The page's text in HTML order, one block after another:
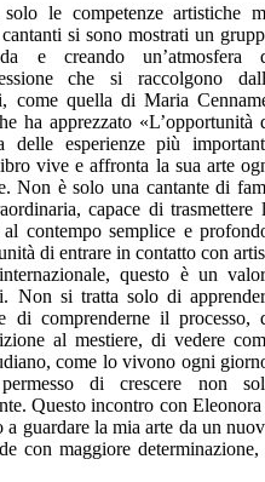
le competenze artistiche
si sono mostrati un
e creando un’atmosfera
che si raccolgono
come quella di Maria
ha apprezzato «L’opportunità
delle esperienze più
vive e affronta la sua arte
Non è solo una cantante di
capace di trasmettere
contempo semplice e
di entrare in contatto con
questo è un
Non si tratta solo di
di comprenderne il processo,
al mestiere, di vedere
come lo vivono ogni
di crescere non
Questo incontro con Eleonora
guardare la mia arte da un
con maggiore determinazione,